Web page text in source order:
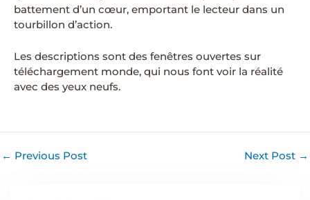
battement d’un cœur, emportant le lecteur dans un
tourbillon d’action.
Les descriptions sont des fenêtres ouvertes sur
téléchargement monde, qui nous font voir la réalité
avec des yeux neufs.
← Previous Post Next Post →